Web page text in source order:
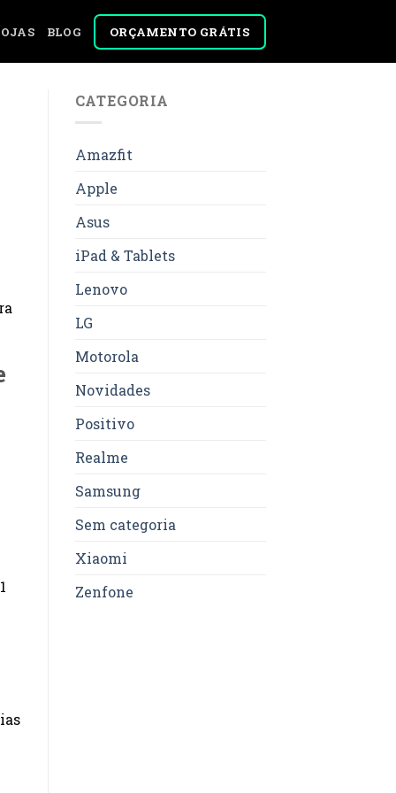
BLOG ORÇAMENTO GRÁTIS
CATEGORIA
Amazfit
Apple
Asus
iPad & Tablets
Lenovo
LG
Motorola
Novidades
Positivo
Realme
Samsung
Sem categoria
Xiaomi
Zenfone